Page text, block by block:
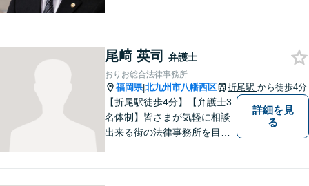
尾﨑 英司 弁護士
おりお総合法律事務所
福岡県|北九州市八幡西区 折尾駅 から徒歩4分
【折尾駅徒歩4分】【弁護士3
名体制】皆さまが気軽に相談
出来る街の法律事務所を目指
詳細を見
る